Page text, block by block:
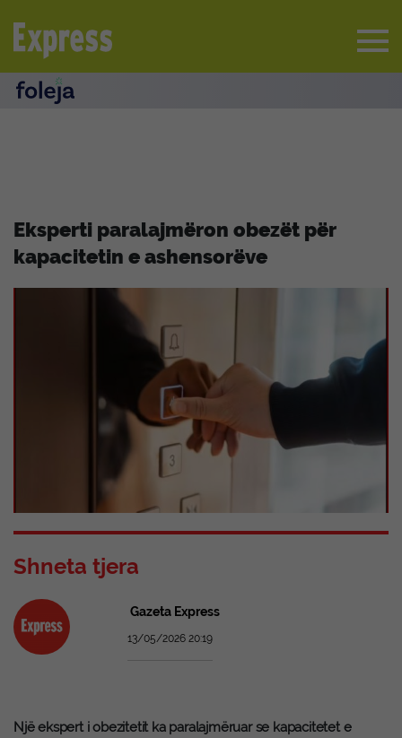
Eksperti paralajmëron obezët për
kapacitetin e ashensorëve
Shneta tjera
Gazeta Express
13/05/2026 20:19
Një ekspert i obezitetit ka paralajmëruar se kapacitetet e